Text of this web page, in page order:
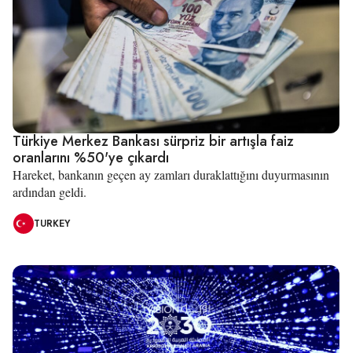
Türkiye Merkez Bankası sürpriz bir artışla faiz
oranlarını %50'ye çıkardı
Hareket, bankanın geçen ay zamları duraklattığını duyurmasının
ardından geldi.
TURKEY